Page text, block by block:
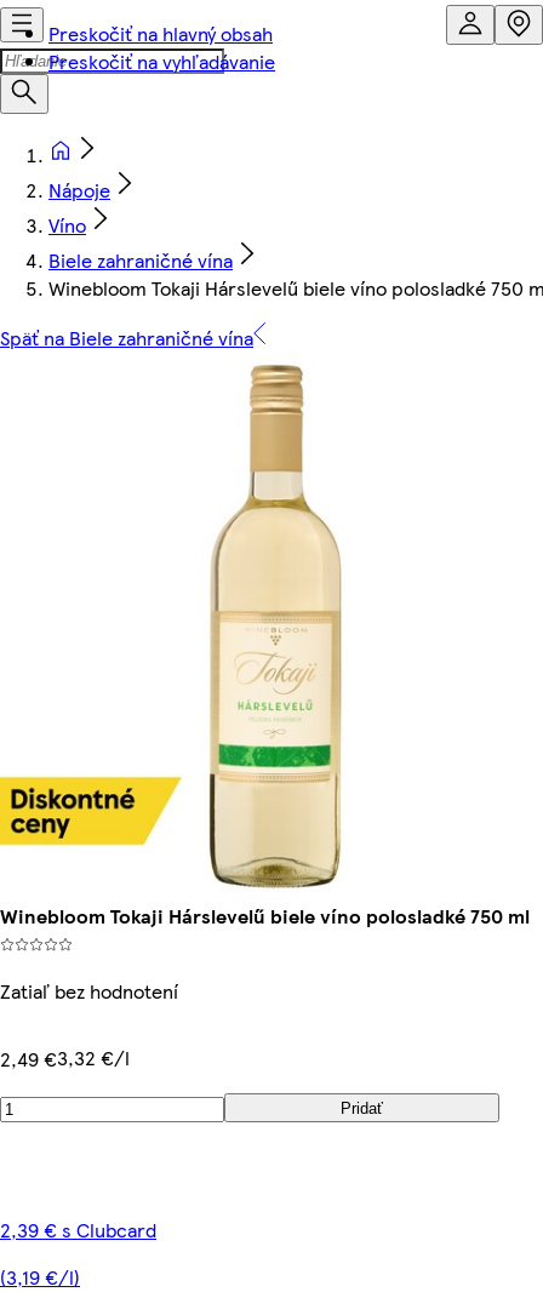
Preskočiť na hlavný obsah
Preskočiť na vyhľadávanie
Nápoje
Víno
Biele zahraničné vína
Winebloom Tokaji Hárslevelű biele víno polosladké 750
Späť na Biele zahraničné vína
Winebloom Tokaji Hárslevelű biele víno polosladké 750 ml
Zatiaľ bez hodnotení
2,49 €3,32 €/l
Pridať
2,39 € s Clubcard
(3,19 €/l)